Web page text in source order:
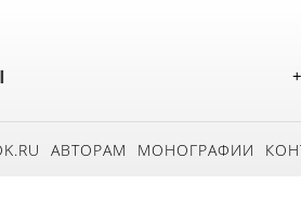
АВТОРАМ МОНОГРАФИИ